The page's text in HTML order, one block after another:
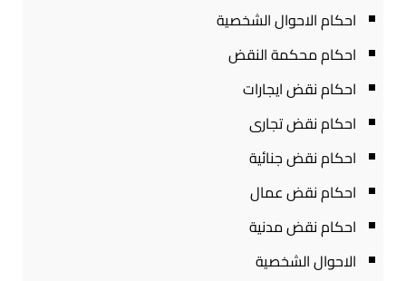
احكام الاحوال الشخصية
احكام محكمة النقض
احكام نقض ايجارات
احكام نقض تجارى
احكام نقض جنائية
احكام نقض عمال
احكام نقض مدنية
الاحوال الشخصية